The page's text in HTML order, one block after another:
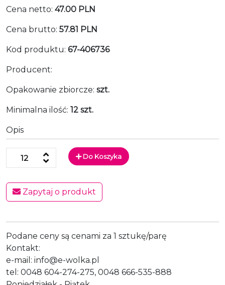
Cena netto: 47.00 PLN
Cena brutto: 57.81 PLN
Kod produktu: 67-406736
Producent:
Opakowanie zbiorcze: szt.
Minimalna ilość: 12 szt.
Opis
Do Koszyka
Zapytaj o produkt
Podane ceny są cenami za 1 sztukę/parę
Kontakt:
e-mail: info@e-wolka.pl
tel: 0048 604-274-275, 0048 666-535-888